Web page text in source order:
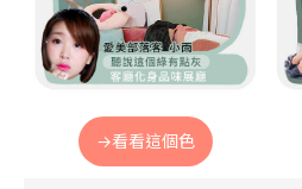
→看看這個色